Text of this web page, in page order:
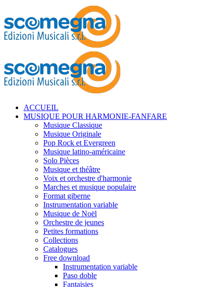
ACCUEIL
MUSIQUE POUR HARMONIE-FANFARE
Musique Classique
Musique Originale
Pop Rock et Evergreen
Musique latino-américaine
Solo Pièces
Musique et théâtre
Voix et orchestre d'harmonie
Marches et musique populaire
Format giberne
Instrumentation variable
Musique de Noël
Orchestre de jeunes
Petites formations
Collections
Catalogues
Free download
Instrumentation variable
Paso doble
Fantaisies